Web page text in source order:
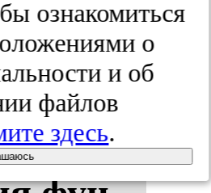
ознакомиться
о
и об
файлов
здесь.